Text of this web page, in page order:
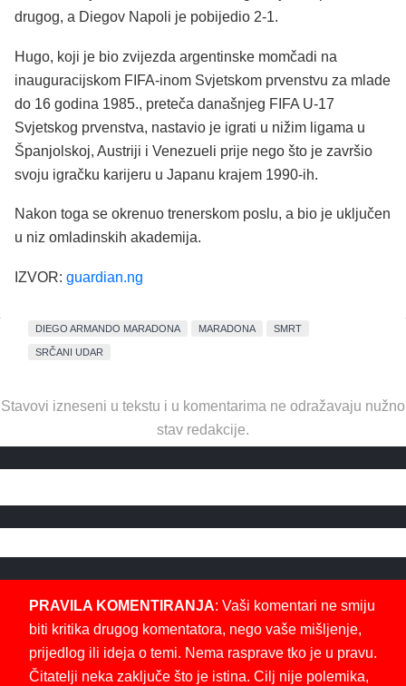
drugog, a Diegov Napoli je pobijedio 2-1.
Hugo, koji je bio zvijezda argentinske momčadi na
inauguracijskom FIFA-inom Svjetskom prvenstvu za mlade
do 16 godina 1985., preteča današnjeg FIFA U-17
Svjetskog prvenstva, nastavio je igrati u nižim ligama u
Španjolskoj, Austriji i Venezueli prije nego što je završio
svoju igračku karijeru u Japanu krajem 1990-ih.
Nakon toga se okrenuo trenerskom poslu, a bio je uključen
u niz omladinskih akademija.
IZVOR: guardian.ng
DIEGO ARMANDO MARADONA MARADONA SMRT
SRČANI UDAR
Stavovi izneseni u tekstu i u komentarima ne odražavaju nužno
stav redakcije.
PRAVILA KOMENTIRANJA: Vaši komentari ne smiju
biti kritika drugog komentatora, nego vaše mišljenje,
prijedlog ili ideja o temi. Nema rasprave tko je u pravu.
Čitatelji neka zaključe što je istina. Cilj nije polemika,